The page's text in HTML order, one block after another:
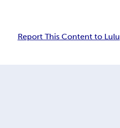
Report This Content to Lulu